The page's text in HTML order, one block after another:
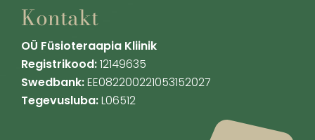
Kontakt
OÜ Füsioteraapia Kliinik
Registrikood:12149635
Swedbank:EE082200221053152027
Tegevusluba:L06512